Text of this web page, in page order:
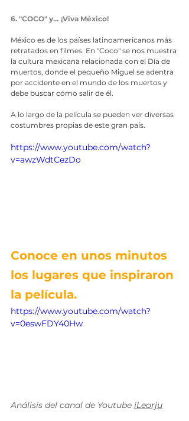
6. "COCO" y… ¡Viva México!
México es de los países latinoamericanos más
retratados en filmes. En "Coco" se nos muestra
la cultura mexicana relacionada con el Día de
muertos, donde el pequeño Miguel se adentra
por accidente en el mundo de los muertos y
debe buscar cómo salir de él.
A lo largo de la película se pueden ver diversas
costumbres propias de este gran país.
https://www.youtube.com/watch?
v=awzWdtCezDo
Conoce en unos minutos
los lugares que inspiraron
la película.
https://www.youtube.com/watch?
v=0eswFDY40Hw
Análisis del canal de Youtube iLeorju